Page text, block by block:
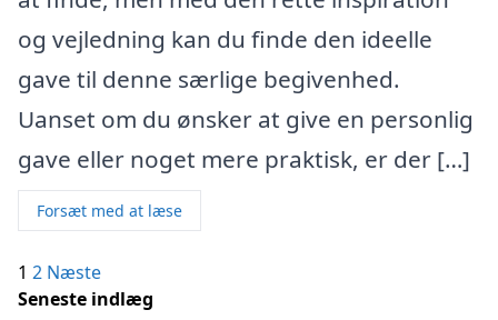
og vejledning kan du finde den ideelle
gave til denne særlige begivenhed.
Uanset om du ønsker at give en personlig
gave eller noget mere praktisk, er der […]
Forsæt med at læse
Indlægsinddeling
1 2 Næste
Seneste indlæg